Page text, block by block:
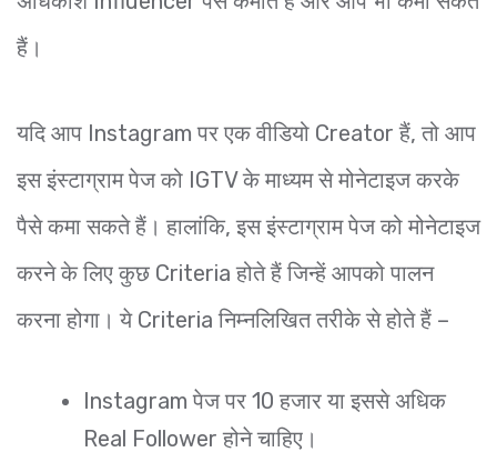
हैं।
यदि आप Instagram पर एक वीडियो Creator हैं, तो आप
इस इंस्टाग्राम पेज को IGTV के माध्यम से मोनेटाइज करके
पैसे कमा सकते हैं। हालांकि, इस इंस्टाग्राम पेज को मोनेटाइज
करने के लिए कुछ Criteria होते हैं जिन्हें आपको पालन
करना होगा। ये Criteria निम्नलिखित तरीके से होते हैं –
Instagram पेज पर 10 हजार या इससे अधिक
Real Follower होने चाहिए।